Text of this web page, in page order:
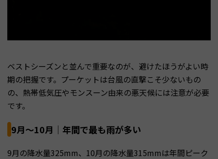
ベストシーズンと並んで重要なのが、避けたほうがよい時
期の把握です。プーケットは台風の直撃こそ少ないもの
の、熱帯低気圧やモンスーン由来の悪天候には注意が必要
です。
9月〜10月｜年間で最も雨が多い
9月の降水量325mm、10月の降水量315mmは年間ピーク